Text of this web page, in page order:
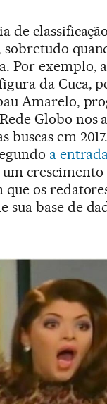
de
Por exemplo,
da Cuca,
Amarelo,
Globo nos
buscas em
a
crescimento
que os
sua base de